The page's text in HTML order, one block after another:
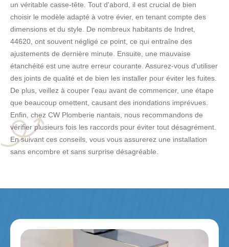
un véritable casse-tête. Tout d'abord, il est crucial de bien
choisir le modèle adapté à votre évier, en tenant compte des
dimensions et du style. De nombreux habitants de Indret,
44620, ont souvent négligé ce point, ce qui entraîne des
ajustements de dernière minute. Ensuite, une mauvaise
étanchéité est une autre erreur courante. Assurez-vous d'utiliser
des joints de qualité et de bien les installer pour éviter les fuites.
De plus, veillez à couper l'eau avant de commencer, une étape
que beaucoup omettent, causant des inondations imprévues.
Enfin, chez CW Plomberie nantais, nous recommandons de
vérifier plusieurs fois les raccords pour éviter tout désagrément.
En suivant ces conseils, vous vous assurerez une installation
sans encombre et sans surprise désagréable.